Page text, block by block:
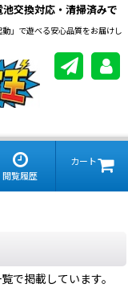
交換対応・清掃済みで
」で遊べる安心品質をお届けし
閲覧履歴
カート
で掲載しています。